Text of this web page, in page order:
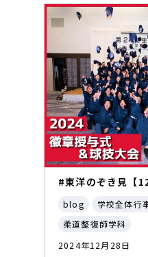
#東洋のぞき見【
blog 学校全体行
柔道整復師学科
2024年12月28日